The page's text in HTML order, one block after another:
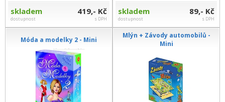
skladem
dostupnost
419,- Kč
s DPH
skladem
dostupnost
89,- Kč
s DPH
Móda a modelky 2 - Mini
Mlýn + Závody automobilů -
Mini